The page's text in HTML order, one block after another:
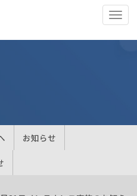
ナ
ビ
ゲ
切
お知らせ